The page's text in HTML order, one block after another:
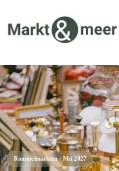
Rommelmarkten · Mei 2027